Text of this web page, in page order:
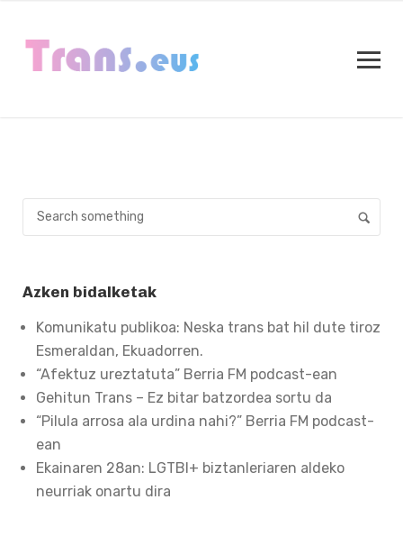
Azken bidalketak
Komunikatu publikoa: Neska trans bat hil dute tiroz
Esmeraldan, Ekuadorren.
“Afektuz ureztatuta” Berria FM podcast-ean
Gehitun Trans – Ez bitar batzordea sortu da
“Pilula arrosa ala urdina nahi?” Berria FM podcast-
ean
Ekainaren 28an: LGTBI+ biztanleriaren aldeko
neurriak onartu dira